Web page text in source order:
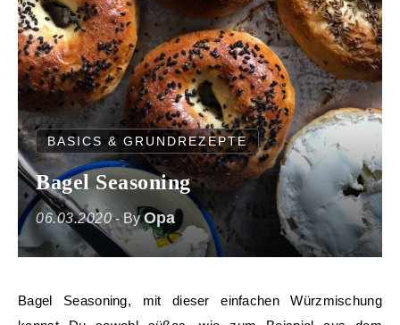
BASICS & GRUNDREZEPTE
Bagel Seasoning
06.03.2020 - ByOpa
Bagel Seasoning, mit dieser einfachen Würzmischung